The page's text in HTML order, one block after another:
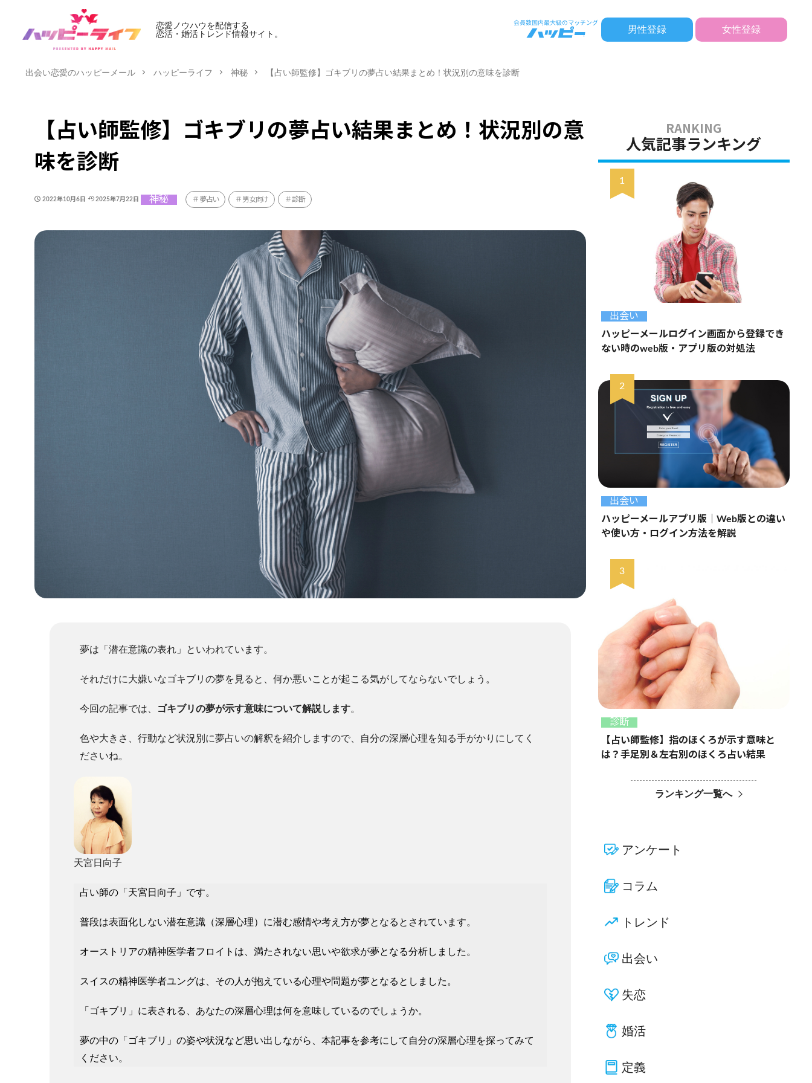
恋愛ノウハウを配信する
恋活・婚活トレンド情報サイト。
男性登録 女性登録
出会い恋愛のハッピーメール ハッピーライフ 神秘 【占い師監修】ゴキブリの夢占い結果まとめ！状況別の意味を診断
【占い師監修】ゴキブリの夢占い結果まとめ！状況別の意
味を診断
2022年10月6日 2025年7月22日 神秘 夢占い 男女向け 診断
夢は「潜在意識の表れ」といわれています。
それだけに大嫌いなゴキブリの夢を見ると、何か悪いことが起こる気がしてならないでしょう。
今回の記事では、 ゴキブリの夢が示す意味について解説します。
色や大きさ、行動など状況別に夢占いの解釈を紹介しますので、自分の深層心理を知る手がかりにしてく
ださいね。
天宮日向子
占い師の「天宮日向子」です。
普段は表面化しない潜在意識（深層心理）に潜む感情や考え方が夢となるとされています。
オーストリアの精神医学者フロイトは、満たされない思いや欲求が夢となる分析しました。
スイスの精神医学者ユングは、その人が抱えている心理や問題が夢となるとしました。
「ゴキブリ」に表される、あなたの深層心理は何を意味しているのでしょうか。
夢の中の「ゴキブリ」の姿や状況など思い出しながら、本記事を参考にして自分の深層心理を探ってみて
ください。
人気記事ランキング
出会い
ハッピーメールログイン画面から登録でき
ない時のweb版・アプリ版の対処法
出会い
ハッピーメールアプリ版｜Web版との違い
や使い方・ログイン方法を解説
診断
【占い師監修】指のほくろが示す意味と
は？手足別＆左右別のほくろ占い結果
ランキング一覧へ
アンケート
コラム
トレンド
出会い
失恋
婚活
定義